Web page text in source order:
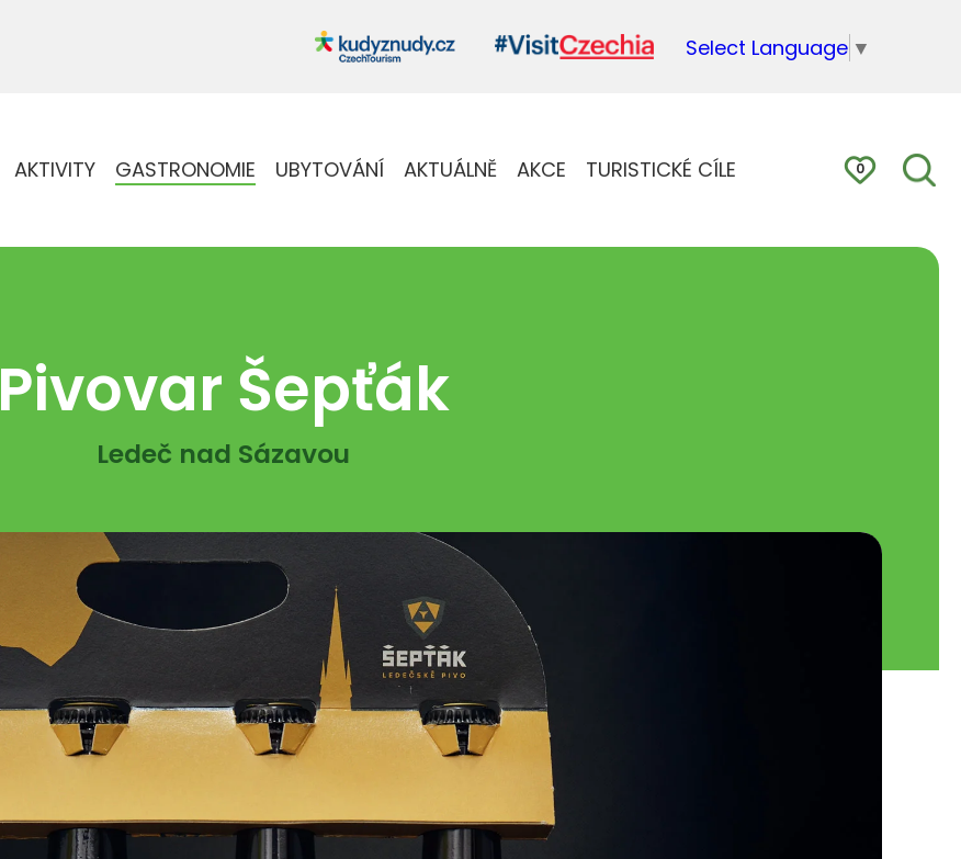
Select Language ▼
AKTIVITY GASTRONOMIE UBYTOVÁNÍ AKTUÁLNĚ AKCE TURISTICKÉ CÍLE 0
Pivovar Šepťák
Ledeč nad Sázavou